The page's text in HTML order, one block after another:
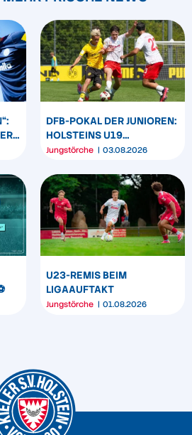
DFB-POKAL DER JUNIOREN:
HOLSTEINS U19
TRIUMPHIERT IN
Jungstörche 03.08.2026
U23-REMIS BEIM
LIGAAUFTAKT
Jungstörche 01.08.2026